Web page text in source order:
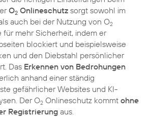
O2 Onlineschutz sorgt sowohl im
auch bei der Nutzung von O2
für mehr Sicherheit, indem er
blockiert und beispielsweise
und den Diebstahl persönlicher
Das Erkennen von Bedrohungen
anhand einer ständig
gefährlicher Websites und KI-
Der O2 Onlineschutz kommt ohne
Registrierung aus.